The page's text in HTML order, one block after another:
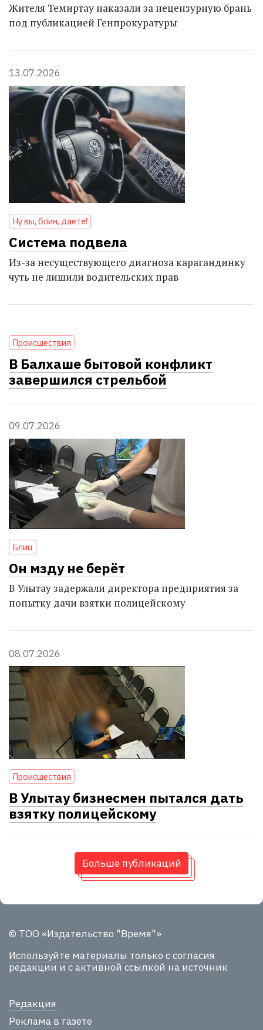
Жителя Темиртау наказали за нецензурную брань
под публикацией Генпрокуратуры
13.07.2026
Ну вы, блин, даете!
Система подвела
Из-за несуществующего диагноза карагандинку
чуть не лишили водительских прав
Проиcшествия
В Балхаше бытовой конфликт
завершился стрельбой
09.07.2026
Блиц
Он мзду не берёт
В Улытау задержали директора предприятия за
попытку дачи взятки полицейскому
08.07.2026
Проиcшествия
В Улытау бизнесмен пытался дать
взятку полицейскому
Больше публикаций
© ТОО «Издательство "Время"»
Используйте материалы только с согласия
редакции и с активной ссылкой на источник
Редакция
Реклама в газете